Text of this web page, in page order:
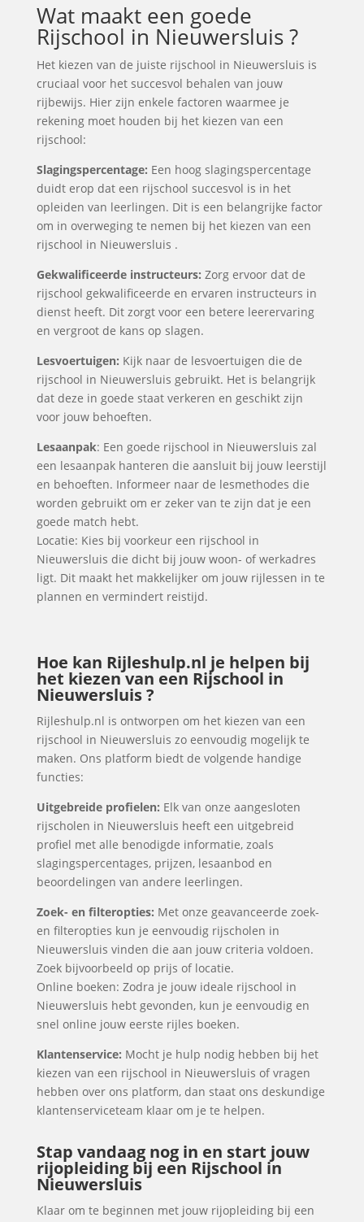
Wat maakt een goede
Rijschool in Nieuwersluis ?
Het kiezen van de juiste rijschool in Nieuwersluis is
cruciaal voor het succesvol behalen van jouw
rijbewijs. Hier zijn enkele factoren waarmee je
rekening moet houden bij het kiezen van een
rijschool:
Slagingspercentage: Een hoog slagingspercentage
duidt erop dat een rijschool succesvol is in het
opleiden van leerlingen. Dit is een belangrijke factor
om in overweging te nemen bij het kiezen van een
rijschool in Nieuwersluis .
Gekwalificeerde instructeurs: Zorg ervoor dat de
rijschool gekwalificeerde en ervaren instructeurs in
dienst heeft. Dit zorgt voor een betere leerervaring
en vergroot de kans op slagen.
Lesvoertuigen: Kijk naar de lesvoertuigen die de
rijschool in Nieuwersluis gebruikt. Het is belangrijk
dat deze in goede staat verkeren en geschikt zijn
voor jouw behoeften.
Lesaanpak: Een goede rijschool in Nieuwersluis zal
een lesaanpak hanteren die aansluit bij jouw leerstijl
en behoeften. Informeer naar de lesmethodes die
worden gebruikt om er zeker van te zijn dat je een
goede match hebt.
Locatie: Kies bij voorkeur een rijschool in
Nieuwersluis die dicht bij jouw woon- of werkadres
ligt. Dit maakt het makkelijker om jouw rijlessen in te
plannen en vermindert reistijd.
Hoe kan Rijleshulp.nl je helpen bij
het kiezen van een Rijschool in
Nieuwersluis ?
Rijleshulp.nl is ontworpen om het kiezen van een
rijschool in Nieuwersluis zo eenvoudig mogelijk te
maken. Ons platform biedt de volgende handige
functies:
Uitgebreide profielen: Elk van onze aangesloten
rijscholen in Nieuwersluis heeft een uitgebreid
profiel met alle benodigde informatie, zoals
slagingspercentages, prijzen, lesaanbod en
beoordelingen van andere leerlingen.
Zoek- en filteropties: Met onze geavanceerde zoek-
en filteropties kun je eenvoudig rijscholen in
Nieuwersluis vinden die aan jouw criteria voldoen.
Zoek bijvoorbeeld op prijs of locatie.
Online boeken: Zodra je jouw ideale rijschool in
Nieuwersluis hebt gevonden, kun je eenvoudig en
snel online jouw eerste rijles boeken.
Klantenservice: Mocht je hulp nodig hebben bij het
kiezen van een rijschool in Nieuwersluis of vragen
hebben over ons platform, dan staat ons deskundige
klantenserviceteam klaar om je te helpen.
Stap vandaag nog in en start jouw
rijopleiding bij een Rijschool in
Nieuwersluis
Klaar om te beginnen met jouw rijopleiding bij een